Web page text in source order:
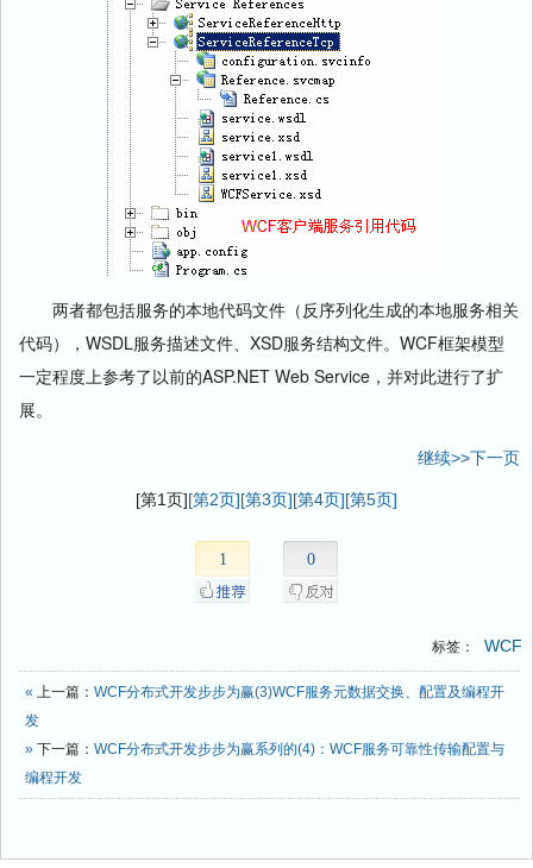
两者都包括服务的本地代码文件（反序列化生成的本地服务相关
代码），WSDL服务描述文件、XSD服务结构文件。WCF框架模型
一定程度上参考了以前的ASP.NET Web Service，并对此进行了扩
展。
继续>>下一页
[第1页][第2页][第3页][第4页][第5页]
1 0
标签： WCF
« 上一篇： WCF分布式开发步步为赢(3)WCF服务元数据交换、配置及编程开
发
» 下一篇： WCF分布式开发步步为赢系列的(4)：WCF服务可靠性传输配置与
编程开发